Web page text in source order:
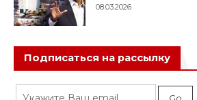
08.03.2026
Подписаться на рассылку